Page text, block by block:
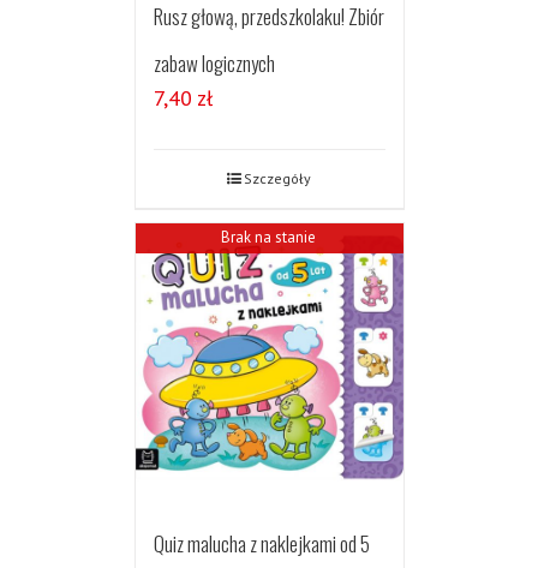
Rusz głową, przedszkolaku! Zbiór
zabaw logicznych
7,40 zł
Szczegóły
Brak na stanie
Quiz malucha z naklejkami od 5